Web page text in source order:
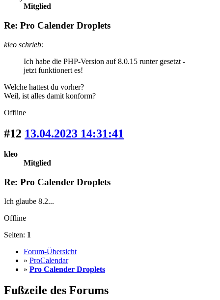
Mitglied
Re: Pro Calender Droplets
kleo schrieb:
Ich habe die PHP-Version auf 8.0.15 runter gesetzt -
jetzt funktionert es!
Welche hattest du vorher?
Weil, ist alles damit konform?
Offline
#12 13.04.2023 14:31:41
kleo
Mitglied
Re: Pro Calender Droplets
Ich glaube 8.2...
Offline
Seiten: 1
Forum-Übersicht
» ProCalendar
» Pro Calender Droplets
Fußzeile des Forums